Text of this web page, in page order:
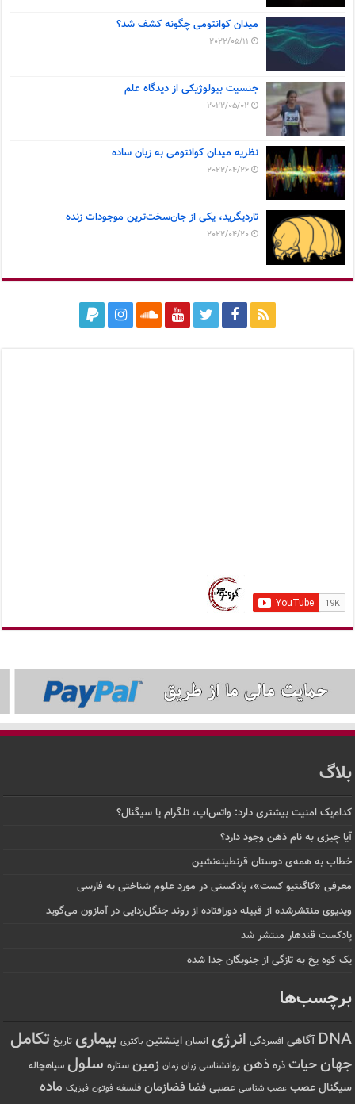
میدان کوانتومی چگونه کشف شد؟
2022/05/11
جنسیت بیولوژیکی از دیدگاه علم
2022/05/02
نظریه میدان کوانتومی به زبان ساده
2022/04/26
تاردیگرید، یکی از جان‌سخت‌ترین موجودات زنده
2022/04/20
بلاگ
کدام‌یک امنیت بیشتری دارد: واتس‌اپ، تلگرام یا سیگنال؟
آیا چیزی به نام ذهن وجود دارد؟
خطاب به همه‌ی دوستان قرنطینه‌نشین
معرفی «کاگنتیو کست»، پادکستی در مورد علوم شناختی به فارسی
ویدیوی منتشرشده از قبیله دورافتاده‌ از روند جنگل‌زدایی در آمازون می‌گوید
پادکست قندهار منتشر شد
یک کوه یخ به تازگی از جنوبگان جدا شده
برچسب‌ها
DNA آگاهی افسردگی انرژی انسان اینشتین باکتری بیماری تاریخ تکامل
جهانحیات ذره ذهن روانشناسی زبان زمان زمین ستاره سلول سیاهچاله
سیگنال عصب عصب شناسی عصبی فضا فضازمان فلسفه فوتون فیزیک ماده